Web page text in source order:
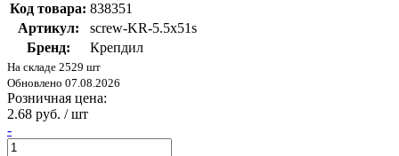
Код товара: 838351
Артикул:
screw-KR-5.5х51s
Бренд:
Крепдил
На складе 2529 шт
Обновлено 07.08.2026
Розничная цена:
2.68 руб. / шт
-